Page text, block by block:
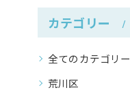
カテゴリー
全てのカテゴリー
荒川区